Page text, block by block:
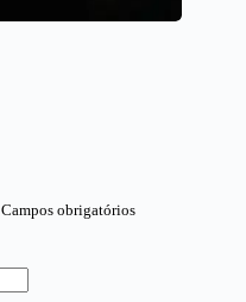
Campos obrigatórios